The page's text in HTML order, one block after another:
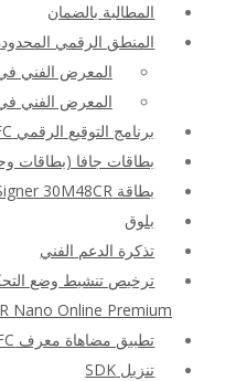
المطالبة بالضمان
المنطق الرقمي المحدودة –
المعرض الفني في بلغراد
المعرض الفني في بلغراد
برنامج التوقيع الرقمي NFC لنظام Android
بطاقات جافا (بطاقات وحدة
بطاقة DL Signer 30M48CR – أداة التوقيع الرقمي
بلوق
تذكرة الدعم الفني
ترخيص تنشيط وضع التحكم في
μFR Nano Online Premium
تطبيق مضاهاة معرف NFC الفريد
تنزيل SDK